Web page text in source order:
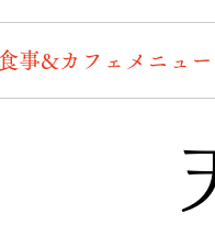
事&カフェメニュー